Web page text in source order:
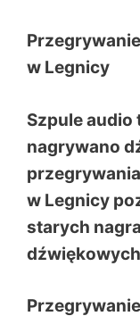
w Legnicy
Szpule
nagrywano
w Legnicy
starych